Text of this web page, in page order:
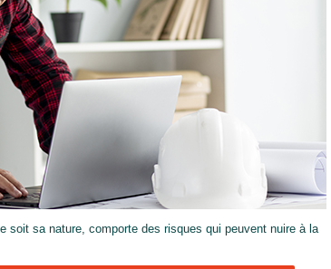
soit sa nature, comporte des risques qui peuvent nuire à la